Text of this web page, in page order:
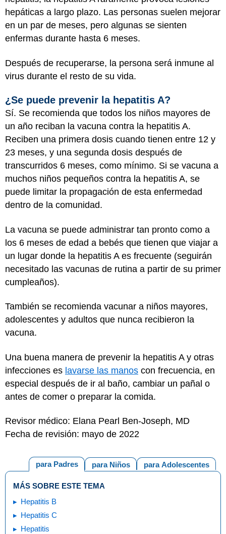
hepáticas a largo plazo. Las personas suelen mejorar
en un par de meses, pero algunas se sienten
enfermas durante hasta 6 meses.
Después de recuperarse, la persona será inmune al
virus durante el resto de su vida.
¿Se puede prevenir la hepatitis A?
Sí. Se recomienda que todos los niños mayores de
un año reciban la vacuna contra la hepatitis A.
Reciben una primera dosis cuando tienen entre 12 y
23 meses, y una segunda dosis después de
transcurridos 6 meses, como mínimo. Si se vacuna a
muchos niños pequeños contra la hepatitis A, se
puede limitar la propagación de esta enfermedad
dentro de la comunidad.
La vacuna se puede administrar tan pronto como a
los 6 meses de edad a bebés que tienen que viajar a
un lugar donde la hepatitis A es frecuente (seguirán
necesitado las vacunas de rutina a partir de su primer
cumpleaños).
También se recomienda vacunar a niños mayores,
adolescentes y adultos que nunca recibieron la
vacuna.
Una buena manera de prevenir la hepatitis A y otras
infecciones es lavarse las manos con frecuencia, en
especial después de ir al baño, cambiar un pañal o
antes de comer o preparar la comida.
Revisor médico: Elana Pearl Ben-Joseph, MD
Fecha de revisión: mayo de 2022
para Adolescentes
para Niños
para Padres
MÁS SOBRE ESTE TEMA
Hepatitis B
Hepatitis C
Hepatitis